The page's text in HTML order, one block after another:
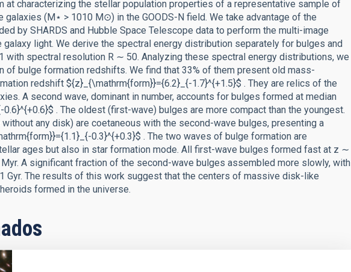
at characterizing the stellar population properties of a representative sample of
(M⋆ > 1010 M⊙) in the GOODS-N field. We take advantage of the
by SHARDS and Hubble Space Telescope data to perform the multi-image
light. We derive the spectral energy distribution separately for bulges and
with spectral resolution R ∼ 50. Analyzing these spectral energy distributions, we
of bulge formation redshifts. We find that 33% of them present old mass-
redshift ${z}_{\mathrm{form}}={6.2}_{-1.7}^{+1.5}$ . They are relics of the
A second wave, dominant in number, accounts for bulges formed at median
. The oldest (first-wave) bulges are more compact than the youngest.
any disk) are coetaneous with the second-wave bulges, presenting a
0.3}^{+0.3}$ . The two waves of bulge formation are
ages but also in star formation mode. All first-wave bulges formed fast at z ∼
A significant fraction of the second-wave bulges assembled more slowly, with
Gyr. The results of this work suggest that the centers of massive disk-like
formed in the universe.